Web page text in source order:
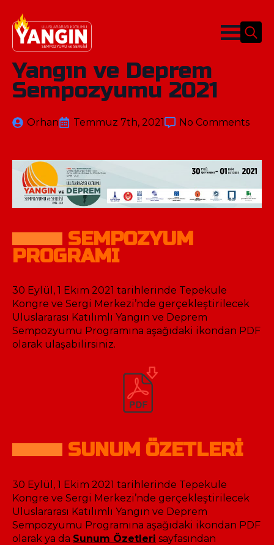
Yangın ve Deprem
Sempozyumu 2021
Orhan Temmuz 7th, 2021 No Comments
SEMPOZYUM
PROGRAMI
30 Eylül, 1 Ekim 2021 tarihlerinde Tepekule
Kongre ve Sergi Merkezi’nde gerçekleştirilecek
Uluslararası Katılımlı Yangın ve Deprem
Sempozyumu Programına aşağıdaki ikondan PDF
olarak ulaşabilirsiniz.
SUNUM ÖZETLERİ
30 Eylül, 1 Ekim 2021 tarihlerinde Tepekule
Kongre ve Sergi Merkezi’nde gerçekleştirilecek
Uluslararası Katılımlı Yangın ve Deprem
Sempozyumu Programına aşağıdaki ikondan PDF
olarak ya da Sunum Özetleri sayfasından